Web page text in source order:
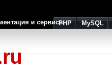
и сервисыPHP MySQL